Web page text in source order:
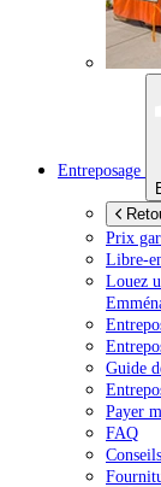
Entreposage
Prix
Libre-
Louez
Guide
Payer
FAQ